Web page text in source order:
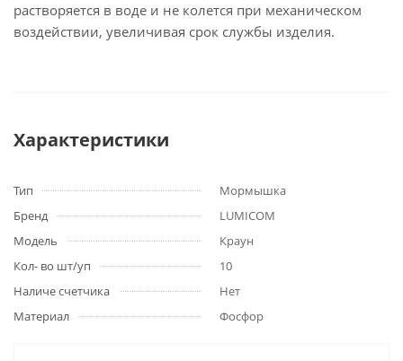
растворяется в воде и не колется при механическом
воздействии, увеличивая срок службы изделия.
Характеристики
Тип
Мормышка
Бренд
LUMICOM
Модель
Краун
Кол- во шт/уп
10
Наличе счетчика
Нет
Материал
Фосфор